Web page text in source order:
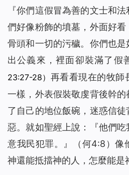
『你們這假冒為善的文士和
們好像粉飾的墳墓，外面好
骨頭和一切的污穢。你們也
出公義來，裡面卻裝滿了假
23:27-28） 再看看現在的牧師
一樣，外表假裝敬虔背後幹
了自己的地位飯碗，迷惑信
惡。就如聖經上說：『他們吃
意我民犯罪。』
（何4:8）
神還能抵擋神的人，怎麼能是